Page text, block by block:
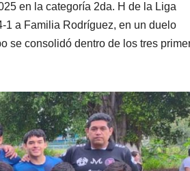
en la categoría 2da. H de la Liga
1 a Familia Rodríguez, en un duelo
se consolidó dentro de los tres